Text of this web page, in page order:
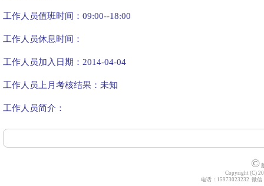
工作人员值班时间：09:00--18:00
工作人员休息时间：
工作人员加入日期：2014-04-04
工作人员上月考核结果：未知
工作人员简介：
©
Copyright (C)
电话：15973023232 微